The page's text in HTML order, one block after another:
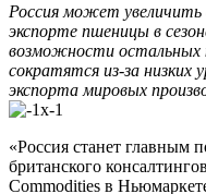
Россия может увеличить
экспорте пшеницы в
возможности остальных
сократятся из-за низких
экспорта мировых
«Россия станет главным
британского
Commodities в